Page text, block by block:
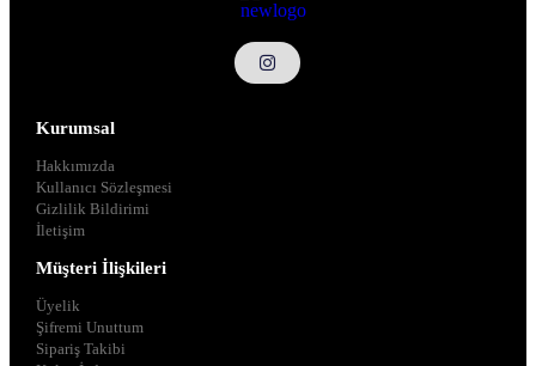
Kurumsal
Hakkımızda
Kullanıcı Sözleşmesi
Gizlilik Bildirimi
İletişim
Müşteri İlişkileri
Üyelik
Şifremi Unuttum
Sipariş Takibi